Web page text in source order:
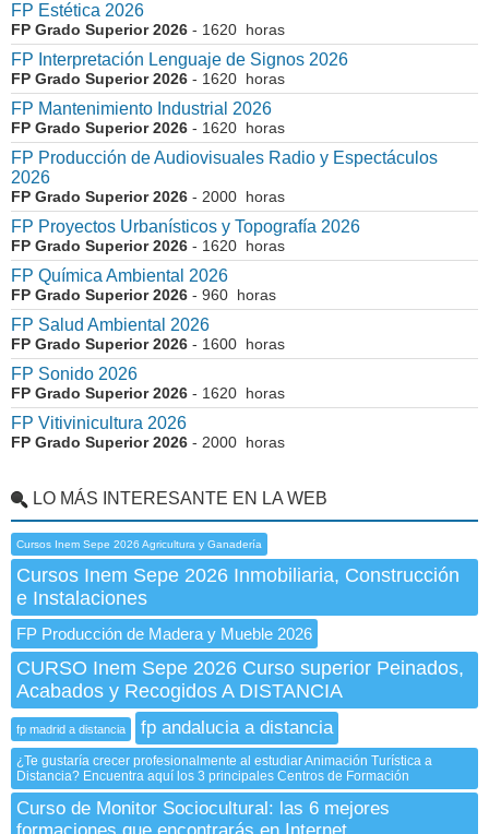
FP Estética 2026
FP Grado Superior 2026 - 1620 horas
FP Interpretación Lenguaje de Signos 2026
FP Grado Superior 2026 - 1620 horas
FP Mantenimiento Industrial 2026
FP Grado Superior 2026 - 1620 horas
FP Producción de Audiovisuales Radio y Espectáculos
2026
FP Grado Superior 2026 - 2000 horas
FP Proyectos Urbanísticos y Topografía 2026
FP Grado Superior 2026 - 1620 horas
FP Química Ambiental 2026
FP Grado Superior 2026 - 960 horas
FP Salud Ambiental 2026
FP Grado Superior 2026 - 1600 horas
FP Sonido 2026
FP Grado Superior 2026 - 1620 horas
FP Vitivinicultura 2026
FP Grado Superior 2026 - 2000 horas
LO MÁS INTERESANTE EN LA WEB
Cursos Inem Sepe 2026 Agricultura y Ganadería
Cursos Inem Sepe 2026 Inmobiliaria, Construcción
e Instalaciones
FP Producción de Madera y Mueble 2026
CURSO Inem Sepe 2026 Curso superior Peinados,
Acabados y Recogidos A DISTANCIA
fp madrid a distancia fp andalucia a distancia
¿Te gustaría crecer profesionalmente al estudiar Animación Turística a
Distancia? Encuentra aquí los 3 principales Centros de Formación
Curso de Monitor Sociocultural: las 6 mejores